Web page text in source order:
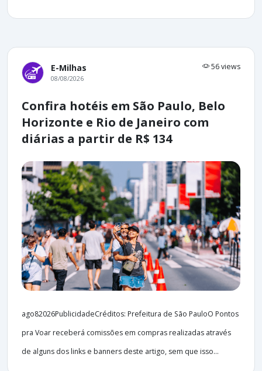
E-Milhas 56 views
08/08/2026
Confira hotéis em São Paulo, Belo
Horizonte e Rio de Janeiro com
diárias a partir de R$ 134
ago82026PublicidadeCréditos: Prefeitura de São PauloO Pontos
pra Voar receberá comissões em compras realizadas através
de alguns dos links e banners deste artigo, sem que isso...